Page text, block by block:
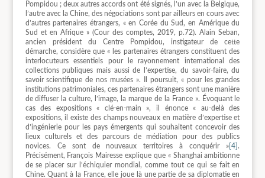
Pompidou ; deux autres accords ont été signés, l’un avec la Belgique,
l’autre avec la Chine, des négociations sont par ailleurs en cours avec
d’autres partenaires étrangers, « en Corée du Sud, en Amérique du
Sud et en Afrique » (Cour des comptes, 2019, p.72). Alain Seban,
ancien président du Centre Pompidou, instigateur de cette
démarche, considère que « les partenaires étrangers constituent des
interlocuteurs essentiels pour le rayonnement international des
collections publiques mais aussi de l’expertise, du savoir-faire, du
savoir scientifique de nos musées ». Il poursuit, « pour les grandes
institutions patrimoniales, ces partenaires étrangers sont une manière
de diffuser la culture, l’image, la marque de la France ». Évoquant le
cas des expositions « clé-en-main », il énonce « au-delà des
expositions, il existe des champs nouveaux en matière d’expertise et
d’ingénierie pour les pays émergents qui souhaitent concevoir des
lieux culturels et des parcours de médiation pour des publics
novices. Ce sont de nouveaux territoires à conquérir » [4].
Précisément, François Mairesse explique que « Shanghai ambitionne
de se placer sur l’échiquier mondial, comme tout ce qui se fait en
Chine. Quant à la France, elle joue là une partie de sa diplomatie en